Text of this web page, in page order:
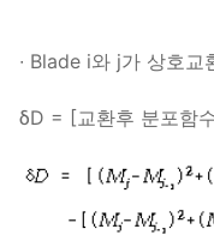
∙ Blade i와 j가 상호
δD = [교환후 분포함